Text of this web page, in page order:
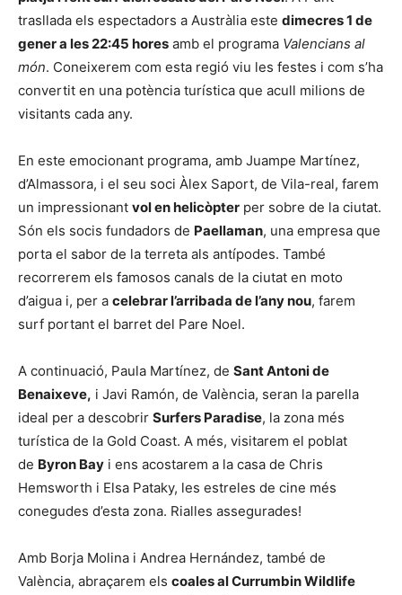
trasllada els espectadors a Austràlia este dimecres 1 de
gener a les 22:45 hores amb el programa Valencians al
món. Coneixerem com esta regió viu les festes i com s’ha
convertit en una potència turística que acull milions de
visitants cada any.
En este emocionant programa, amb Juampe Martínez,
d’Almassora, i el seu soci Àlex Saport, de Vila-real, farem
un impressionant vol en helicòpter per sobre de la ciutat.
Són els socis fundadors de Paellaman, una empresa que
porta el sabor de la terreta als antípodes. També
recorrerem els famosos canals de la ciutat en moto
d’aigua i, per a celebrar l’arribada de l’any nou, farem
surf portant el barret del Pare Noel.
A continuació, Paula Martínez, de Sant Antoni de
Benaixeve, i Javi Ramón, de València, seran la parella
ideal per a descobrir Surfers Paradise, la zona més
turística de la Gold Coast. A més, visitarem el poblat
de Byron Bay i ens acostarem a la casa de Chris
Hemsworth i Elsa Pataky, les estreles de cine més
conegudes d’esta zona. Rialles assegurades!
Amb Borja Molina i Andrea Hernández, també de
València, abraçarem els coales al Currumbin Wildlife